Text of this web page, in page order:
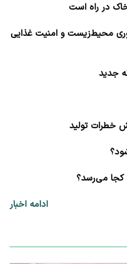
در راه است
محیط‌زیست و امنیت غذایی
جدید
کجا می‌رسد؟
ادامه اخبار